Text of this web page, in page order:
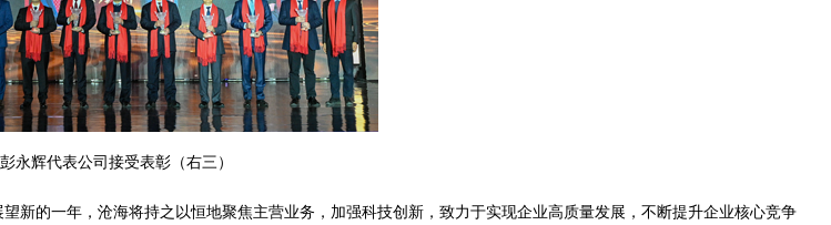
永辉代表公司接受表彰（右三）
新的一年，沧海将持之以恒地聚焦主营业务，加强科技创新，致力于实现企业高质量发展，不断提升企业核心竞争